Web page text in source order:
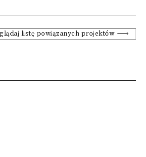
listę powiązanych projektów